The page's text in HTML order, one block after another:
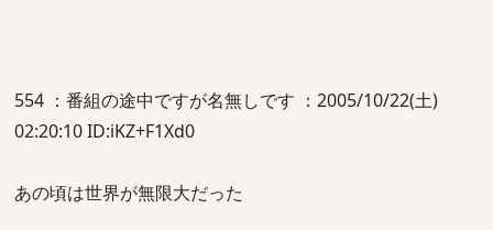
554 ：番組の途中ですが名無しです ：2005/10/22(土)
02:20:10 ID:iKZ+F1Xd0
あの頃は世界が無限大だった